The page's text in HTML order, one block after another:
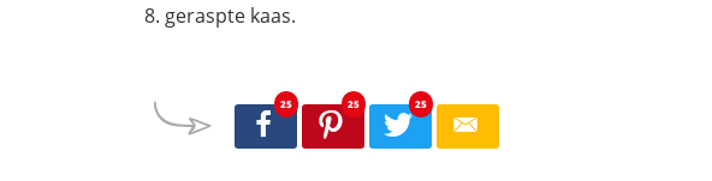
geraspte kaas.
25 25 25